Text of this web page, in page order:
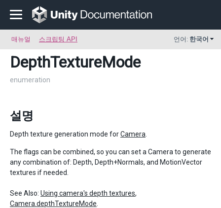
매뉴얼 스크립팅 API 언어: 한국어
DepthTextureMode
enumeration
설명
Depth texture generation mode forCamera
The flags can be combined, so you can set a Camera to generate
any combination of: Depth, Depth+Normals, and MotionVector
textures if needed.
See Also: Using camera's depth textures,
Camera.depthTextureMode